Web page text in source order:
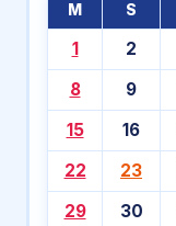
M S
1 2
8
9
15
16
22
23
29
30